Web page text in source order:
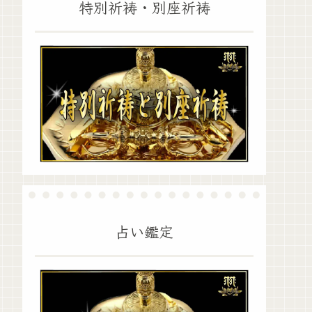
特別祈祷・別座祈祷
占い鑑定